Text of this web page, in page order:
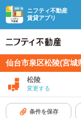
ニフティ不動産
賃貸アプリ
仙台市泉区松陵(宮城
松陵
変更する
条件を保存